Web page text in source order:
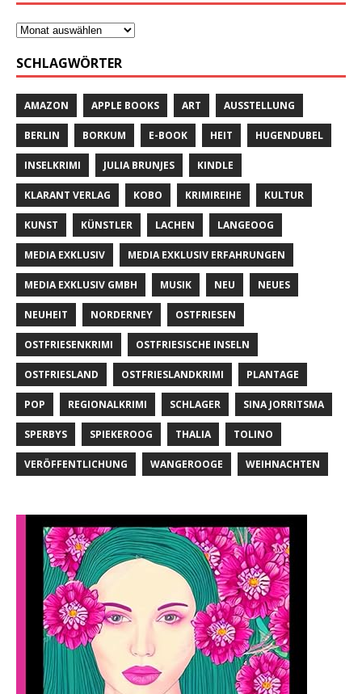
SCHLAGWÖRTER
AMAZON APPLE BOOKS ART AUSSTELLUNG
BERLIN BORKUM E-BOOK HEIT HUGENDUBEL
INSELKRIMI JULIA BRUNJES KINDLE
KLARANT VERLAG KOBO KRIMIREIHE KULTUR
KUNST KÜNSTLER LACHEN LANGEOOG
MEDIA EXKLUSIV MEDIA EXKLUSIV ERFAHRUNGEN
MEDIA EXKLUSIV GMBH MUSIK NEU NEUES
NEUHEIT NORDERNEY OSTFRIESEN
OSTFRIESENKRIMI OSTFRIESISCHE INSELN
OSTFRIESLAND OSTFRIESLANDKRIMI PLANTAGE
POP REGIONALKRIMI SCHLAGER SINA JORRITSMA
SPERBYS SPIEKEROOG THALIA TOLINO
VERÖFFENTLICHUNG WANGEROOGE WEIHNACHTEN